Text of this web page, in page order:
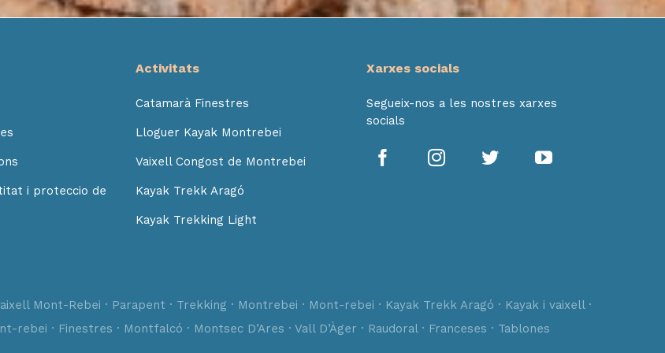
i proteccio de
Activitats
Catamarà Finestres
Lloguer Kayak Montrebei
Vaixell Congost de Montrebei
Kayak Trekk Aragó
Kayak Trekking Light
Xarxes socials
Segueix-nos a les nostres xarxes
socials
Mont-Rebei · Parapent · Trekking · Montrebei · Mont-rebei · Kayak Trekk Aragó · Kayak i vaixell ·
· Finestres · Montfalcó · Montsec D’Ares · Vall D’Àger · Raudoral · Franceses · Tablones